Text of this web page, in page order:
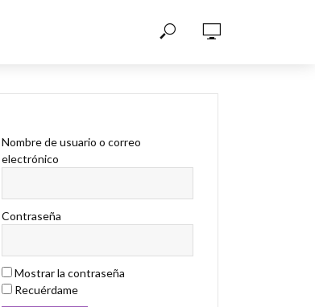
Nombre de usuario o correo
electrónico
Contraseña
Mostrar la contraseña
Recuérdame